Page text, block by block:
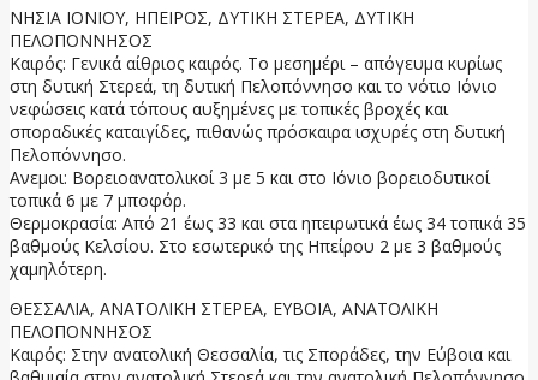
ΝΗΣΙΑ ΙΟΝΙΟΥ, ΗΠΕΙΡΟΣ, ΔΥΤΙΚΗ ΣΤΕΡΕΑ, ΔΥΤΙΚΗ
ΠΕΛΟΠΟΝΝΗΣΟΣ
Καιρός: Γενικά αίθριος καιρός. Το μεσημέρι – απόγευμα κυρίως
στη δυτική Στερεά, τη δυτική Πελοπόννησο και το νότιο Ιόνιο
νεφώσεις κατά τόπους αυξημένες με τοπικές βροχές και
σποραδικές καταιγίδες, πιθανώς πρόσκαιρα ισχυρές στη δυτική
Πελοπόννησο.
Ανεμοι: Βορειοανατολικοί 3 με 5 και στο Ιόνιο βορειοδυτικοί
τοπικά 6 με 7 μποφόρ.
Θερμοκρασία: Από 21 έως 33 και στα ηπειρωτικά έως 34 τοπικά 35
βαθμούς Κελσίου. Στο εσωτερικό της Ηπείρου 2 με 3 βαθμούς
χαμηλότερη.
ΘΕΣΣΑΛΙΑ, ΑΝΑΤΟΛΙΚΗ ΣΤΕΡΕΑ, ΕΥΒΟΙΑ, ΑΝΑΤΟΛΙΚΗ
ΠΕΛΟΠΟΝΝΗΣΟΣ
Καιρός: Στην ανατολική Θεσσαλία, τις Σποράδες, την Εύβοια και